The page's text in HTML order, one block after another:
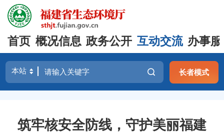
首页 概况信息 政务公开 互动交流 办事
长者模式
筑牢核安全防线，守护美丽福建